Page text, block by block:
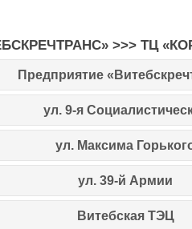
>>>ТЦ
Предприятие
ул. 9-я
ул. Максима
ул. 39-й Армии
Витебская ТЭЦ